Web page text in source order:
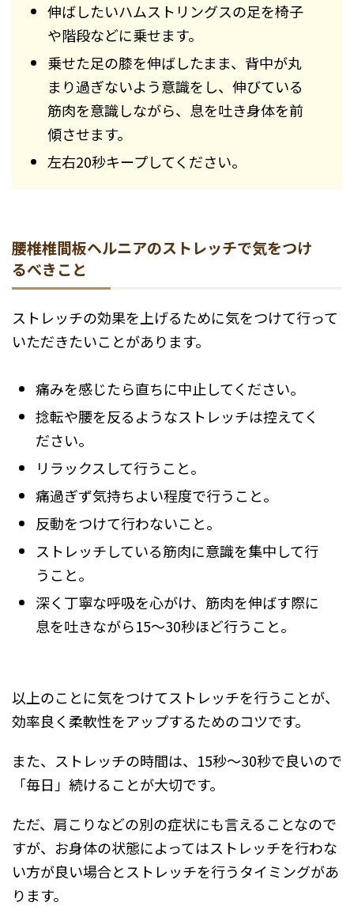
伸ばしたいハムストリングスの足を椅子
や階段などに乗せます。
乗せた足の膝を伸ばしたまま、背中が丸
まり過ぎないよう意識をし、伸びている
筋肉を意識しながら、息を吐き身体を前
傾させます。
左右20秒キープしてください。
腰椎椎間板ヘルニアのストレッチで気をつけ
るべきこと
ストレッチの効果を上げるために気をつけて行って
いただきたいことがあります。
痛みを感じたら直ちに中止してください。
捻転や腰を反るようなストレッチは控えてく
ださい。
リラックスして行うこと。
痛過ぎず気持ちよい程度で行うこと。
反動をつけて行わないこと。
ストレッチしている筋肉に意識を集中して行
うこと。
深く丁寧な呼吸を心がけ、筋肉を伸ばす際に
息を吐きながら15～30秒ほど行うこと。
以上のことに気をつけてストレッチを行うことが、
効率良く柔軟性をアップするためのコツです。
また、ストレッチの時間は、15秒～30秒で良いので
「毎日」続けることが大切です。
ただ、肩こりなどの別の症状にも言えることなので
すが、お身体の状態によってはストレッチを行わな
い方が良い場合とストレッチを行うタイミングがあ
ります。